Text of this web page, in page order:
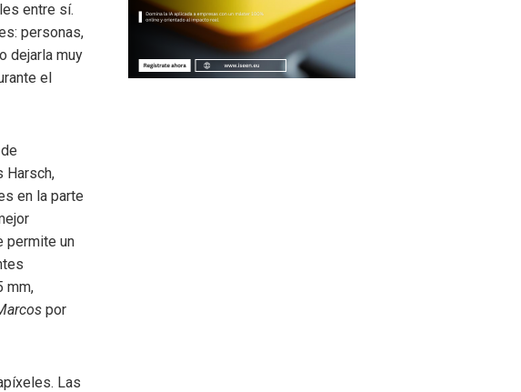
entre sí.
personas,
dejarla muy
el
Harsch,
en la parte
permite un
mm,
por
Las